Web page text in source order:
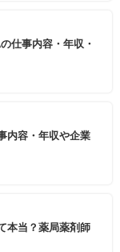
仕事内容・年収・
内容・年収や企業
本当？薬局薬剤師